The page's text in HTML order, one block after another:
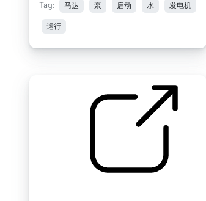
Tag: 马达 泵 启动 水 发电机
运行